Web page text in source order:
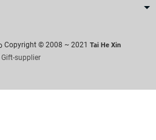
Copyright © 2008 ~ 2021 Tai He Xin
Gift-supplier